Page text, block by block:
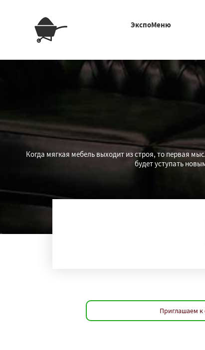
ЭкспоМеню
Когда мягкая мебель выходит из строя, то первая
будет уступать
Приглашаем к